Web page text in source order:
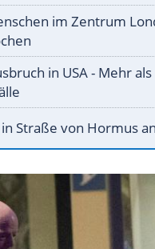
im Zentrum
in USA - Mehr
Straße von Hormus